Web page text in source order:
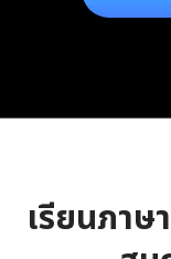
เรียนภาษ